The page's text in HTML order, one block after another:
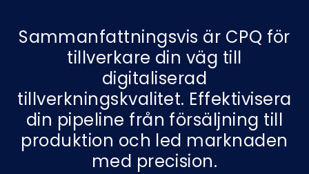
Sammanfattningsvis är CPQ för
tillverkare din väg till
digitaliserad
tillverkningskvalitet. Effektivisera
din pipeline från försäljning till
produktion och led marknaden
med precision.